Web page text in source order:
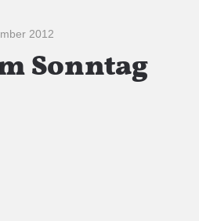
2012
Sonntag